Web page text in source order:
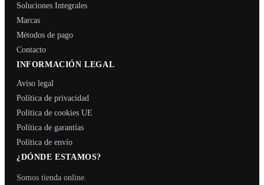
Soluciones Integrales
Marcas
Métodos de pago
Contacto
INFORMACIÓN LEGAL
Aviso legal
Política de privacidad
Política de cookies UE
Política de garantías
Política de envío
¿DÓNDE ESTAMOS?
Somos tienda online.